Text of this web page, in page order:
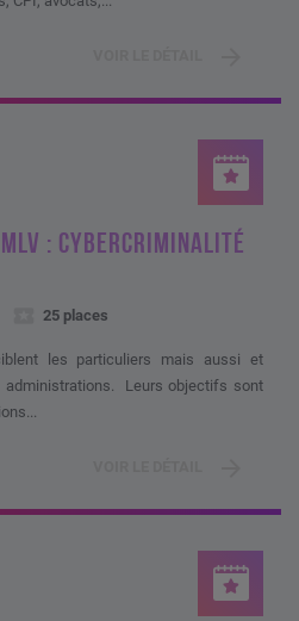
: CYBERCRIMINALITÉ
25 places
les particuliers mais aussi et
administrations. Leurs objectifs sont